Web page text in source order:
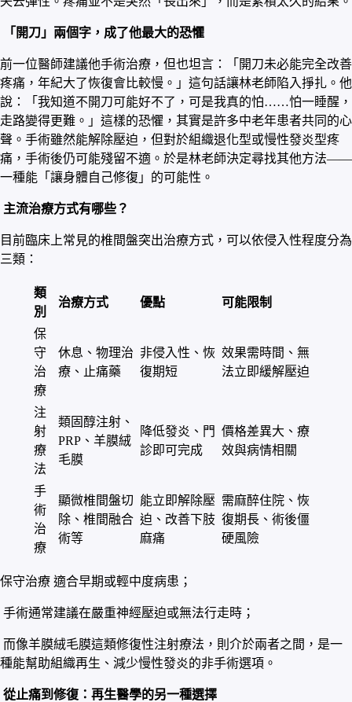
「開刀」兩個字，成了他最大的恐懼
前一位醫師建議他手術治療，但也坦言：「開刀未必能完全改善
疼痛，年紀大了恢復會比較慢。」這句話讓林老師陷入掙扎。他
說：「我知道不開刀可能好不了，可是我真的怕……怕一睡醒，
走路變得更難。」這樣的恐懼，其實是許多中老年患者共同的心
聲。手術雖然能解除壓迫，但對於組織退化型或慢性發炎型疼
痛，手術後仍可能殘留不適。於是林老師決定尋找其他方法——
一種能「讓身體自己修復」的可能性。
主流治療方式有哪些？
目前臨床上常見的椎間盤突出治療方式，可以依侵入性程度分為
三類：
類
別
治療方式 優點 可能限制
保
守
治
療
休息、物理治
療、止痛藥
非侵入性、恢
復期短
效果需時間、無
法立即緩解壓迫
注
射
療
法
類固醇注射、
PRP、羊膜絨
毛膜
降低發炎、門
診即可完成
價格差異大、療
效與病情相關
手
術
治
療
顯微椎間盤切
除、椎間融合
術等
能立即解除壓
迫、改善下肢
麻痛
需麻醉住院、恢
復期長、術後僵
硬風險
保守治療 適合早期或輕中度病患；
手術通常建議在嚴重神經壓迫或無法行走時；
而像羊膜絨毛膜這類修復性注射療法，則介於兩者之間，是一
種能幫助組織再生、減少慢性發炎的非手術選項。
從止痛到修復：再生醫學的另一種選擇